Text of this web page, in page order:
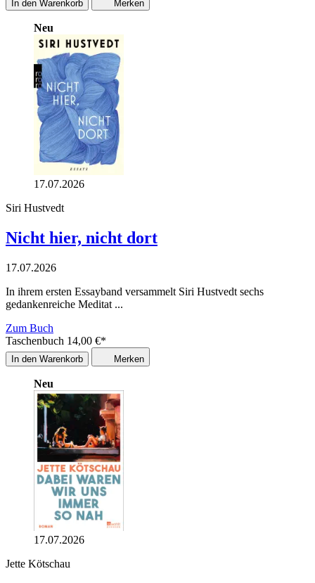
In den Warenkorb Merken
Neu
17.07.2026
Siri Hustvedt
Nicht hier, nicht dort
17.07.2026
In ihrem ersten Essayband versammelt Siri Hustvedt sechs
gedankenreiche Meditat ...
Zum Buch
Taschenbuch 14,00 €*
In den Warenkorb Merken
Neu
17.07.2026
Jette Kötschau